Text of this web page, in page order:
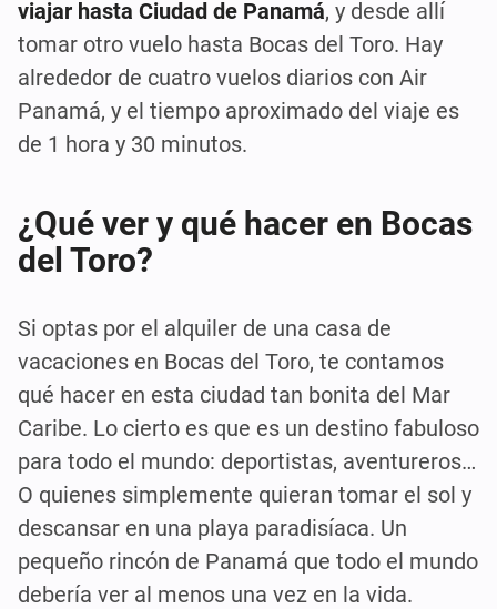
viajar hasta Ciudad de Panamá, y desde allí
tomar otro vuelo hasta Bocas del Toro. Hay
alrededor de cuatro vuelos diarios con Air
Panamá, y el tiempo aproximado del viaje es
de 1 hora y 30 minutos.
¿Qué ver y qué hacer en Bocas
del Toro?
Si optas por el alquiler de una casa de
vacaciones en Bocas del Toro, te contamos
qué hacer en esta ciudad tan bonita del Mar
Caribe. Lo cierto es que es un destino fabuloso
para todo el mundo: deportistas, aventureros…
O quienes simplemente quieran tomar el sol y
descansar en una playa paradisíaca. Un
pequeño rincón de Panamá que todo el mundo
debería ver al menos una vez en la vida.